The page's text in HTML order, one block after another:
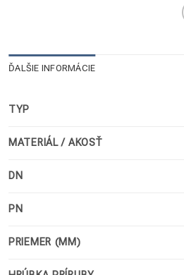
ĎALŠIE INFORMÁCIE
TYP
MATERIÁL / AKOSŤ
DN
PN
PRIEMER (MM)